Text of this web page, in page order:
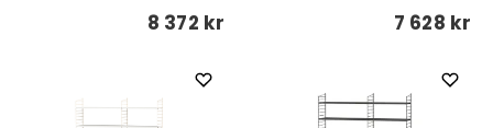
8 372 kr 7 628 kr